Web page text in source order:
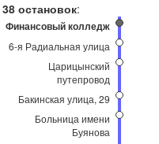
38 остановок:
Финансовый колледж
6-я Радиальная улица
Царицынский
путепровод
Бакинская улица, 29
Больница имени
Буянова